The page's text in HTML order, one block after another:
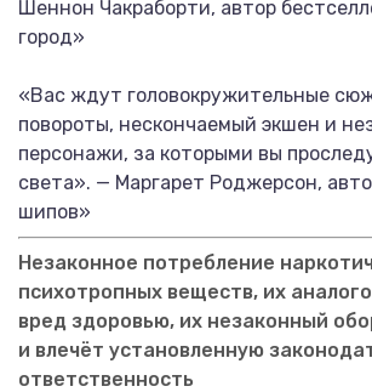
Шеннон Чакраборти, автор
город»
«Вас ждут головокружительные
повороты, нескончаемый экшен и
персонажи, за которыми вы
света». — Маргарет Роджерсон,
шипов»
Незаконное потребление
психотропных веществ, их
вред здоровью, их незаконный
и влечёт установленную
ответственность